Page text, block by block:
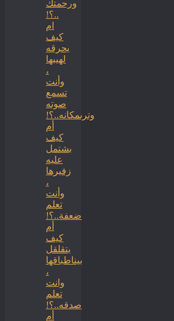
ورحمتك
..؟!
ام
كيف
يحرقه
لهيبها
،
وأنت
تسمع
صوته
وترىمكانه..؟!
أم
كيف
بشتمل
عليه
زفيرها
،
وأنت
تعلم
ضعفة..؟!
أم
كيف
يتقلقل
بيناطباقها
،
وانت
تعلم
صدقه..؟!
أم